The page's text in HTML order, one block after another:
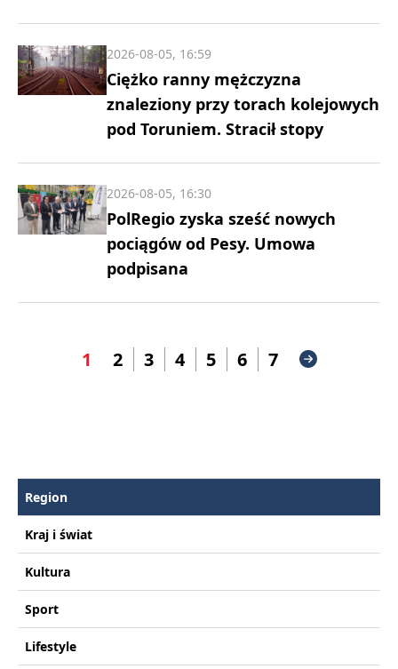
Ciężko ranny mężczyzna
znaleziony przy torach kolejowych
pod Toruniem. Stracił stopy
2026-08-05, 16:59
PolRegio zyska sześć nowych
pociągów od Pesy. Umowa
podpisana
2026-08-05, 16:30
1 2 3 4 5 6 7
Region
Kraj i świat
Kultura
Sport
Lifestyle